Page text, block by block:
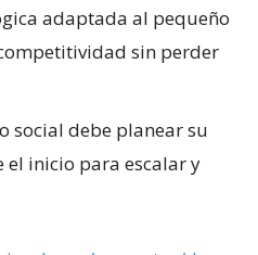
adaptada al pequeño
sin perder
social debe planear su
inicio para escalar y